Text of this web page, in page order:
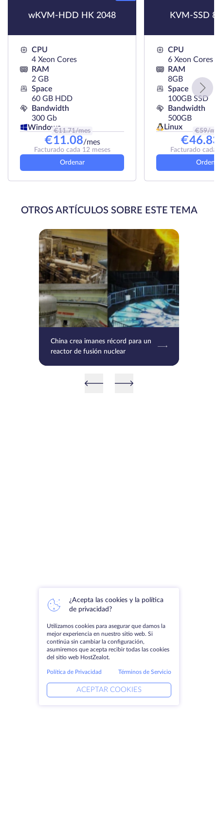
wKVM-HDD HK 2048
CPU
4 Xeon Cores
RAM
2 GB
Space
60 GB HDD
Bandwidth
300 Gb
Windows
€11.71/mes
€11.08/mes
Facturado cada 12 meses
Ordenar
KVM-SSD
CPU
6 Xeon Cores
RAM
8GB
Space
100GB SSD
Bandwidth
500GB
Linux
€59/
€
Facturado
OTROS ARTÍCULOS SOBRE ESTE TEMA
China crea imanes récord para un
reactor de fusión nuclear
¿Acepta las cookies y la política
de privacidad?
Utilizamos cookies para asegurar que damos la
mejor experiencia en nuestro sitio web. Si
continúa sin cambiar la configuración,
asumiremos que acepta recibir todas las cookies
del sitio web HostZealot.
Política de Privacidad Términos de Servicio
ACEPTAR COOKIES